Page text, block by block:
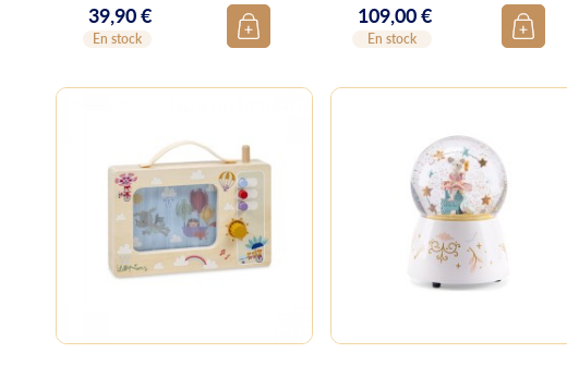
Prix
39,90 €
En stock
Prix
109,00 €
En stock